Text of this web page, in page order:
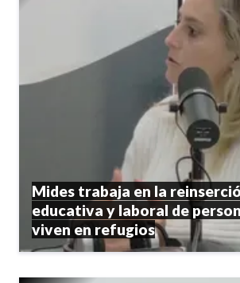
Mides trabaja en la
educativa y laboral de
viven en refugios